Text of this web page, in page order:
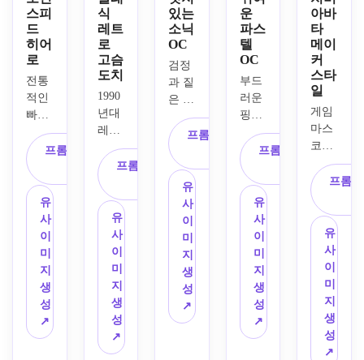
스피
드
히어
로
전통
적인
빠른
게임
마스
코트
에 영
감을
받은
에너
지 넘
치는
카툰
스피
드 히
어로
프롬프트 복
유
사
이
미
지
생
성
↗
식
레트
로
고슴
도치
1990
년대
레트
로 고
슴도
치 스
타일
의 게
임 캐
릭터
를 그
려 보
세요.
단순
하고
둥근
프롬프트 복
유
사
이
미
지
생
성
↗
있는
소닉
OC
검정
과 짙
은 적
색 가
시,
날카
로운
눈,
각진
장갑,
호버
스타
일 슈
즈,
전투
포즈
프롬프트 복
유
사
이
미
지
생
성
↗
운
파스
텔
OC
부드
러운
핑크·
보라
가시,
큰 반
짝이
는
둥그
스름
몸,
장난
기 넘
치는
프롬프트 복
유
사
이
미
지
생
성
↗
아바
타
메이
커
스타
일
게임
마스
코트
에 영
감을
받은
치비
스피
드 아
바타
를 디
자인
해보
세요.
커다
프롬
유
사
이
미
지
생
성
↗